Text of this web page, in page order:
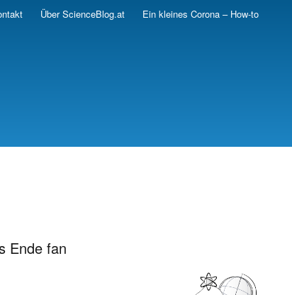
Über ScienceBlog.at Ein kleines Corona – How-to
Ende fan